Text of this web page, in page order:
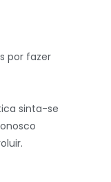
por fazer
sinta-se